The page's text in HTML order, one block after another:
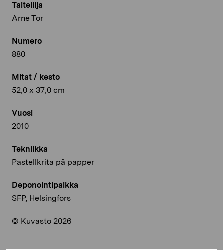
Taiteilija
Arne Tor
Numero
880
Mitat / kesto
52,0 x 37,0 cm
Vuosi
2010
Tekniikka
Pastellkrita på papper
Deponointipaikka
SFP, Helsingfors
© Kuvasto 2026